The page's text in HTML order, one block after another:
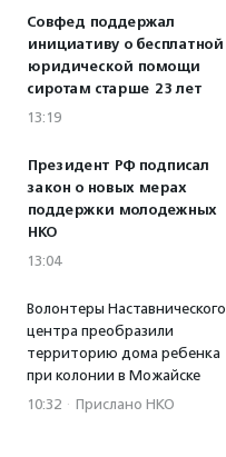
Совфед поддержал
инициативу о бесплатной
юридической помощи
сиротам старше 23 лет
13:19
Президент РФ подписал
закон о новых мерах
поддержки молодежных
НКО
13:04
Волонтеры Наставнического
центра преобразили
территорию дома ребенка
при колонии в Можайске
10:32 · Прислано НКО